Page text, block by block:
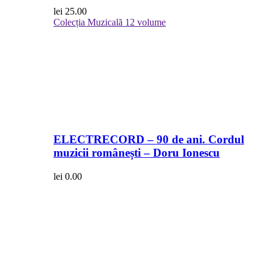
lei 25.00
Colecția Muzicală 12 volume
ELECTRECORD – 90 de ani. Cordul
muzicii românești – Doru Ionescu
lei 0.00